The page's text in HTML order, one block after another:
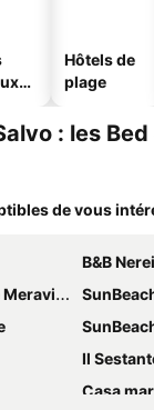
Hôtels de
plage
: les
de vous
B&B
Il Sestante Bed &
Casa